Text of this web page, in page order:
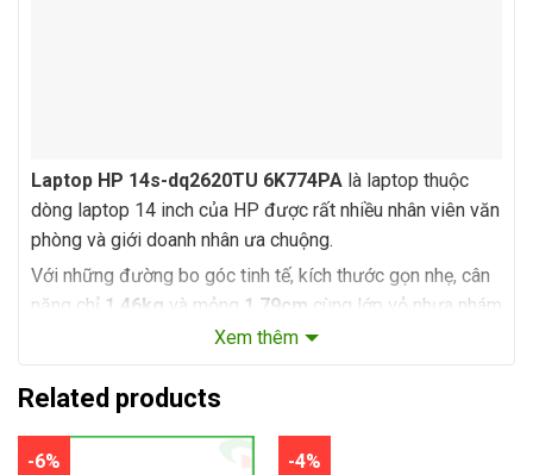
Laptop HP 14s-dq2620TU 6K774PA là laptop thuộc
dòng laptop 14 inch của HP được rất nhiều nhân viên văn
phòng và giới doanh nhân ưa chuộng.
Với những đường bo góc tinh tế, kích thước gọn nhẹ, cân
nặng chỉ 1,46kg và mỏng 1,79cm cùng lớp vỏ nhựa nhám
màu bạc thì chiếc laptop này thực sự là một điểm nhấn
Cấu hình chuyên phục vụ công việc
Xem thêm
Related products
-6% -4%